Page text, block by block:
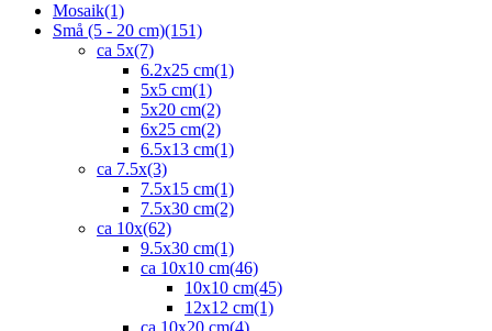
Mosaik(1)
Små (5 - 20 cm)(151)
ca 5x(7)
6.2x25 cm(1)
5x5 cm(1)
5x20 cm(2)
6x25 cm(2)
6.5x13 cm(1)
ca 7.5x(3)
7.5x15 cm(1)
7.5x30 cm(2)
ca 10x(62)
9.5x30 cm(1)
ca 10x10 cm(46)
10x10 cm(45)
12x12 cm(1)